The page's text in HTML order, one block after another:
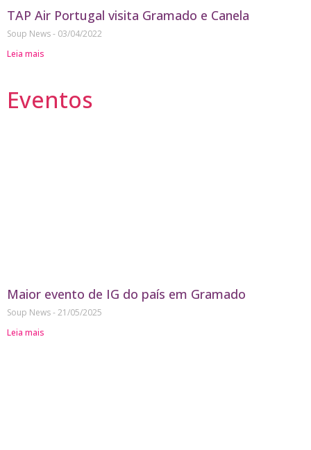
TAP Air Portugal visita Gramado e Canela
Soup News
03/04/2022
Leia mais
Eventos
Maior evento de IG do país em Gramado
Soup News 21/05/2025
Leia mais